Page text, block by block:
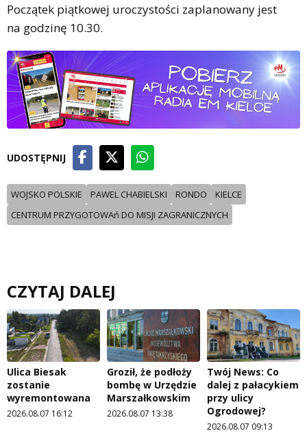
Początek piątkowej uroczystości zaplanowany jest
na godzinę 10.30.
UDOSTĘPNIJ
WOJSKO POLSKIE PAWEL CHABIELSKI RONDO
KIELCE
CENTRUM PRZYGOTOWAń DO MISJI ZAGRANICZNYCH
CZYTAJ DALEJ
Ulica Biesak
zostanie
wyremontowana
2026.08.07 16:12
Groził, że podłoży
bombę w Urzędzie
Marszałkowskim
2026.08.07 13:38
Twój News: Co
dalej z pałacykiem
przy ulicy
Ogrodowej?
2026.08.07 09:13